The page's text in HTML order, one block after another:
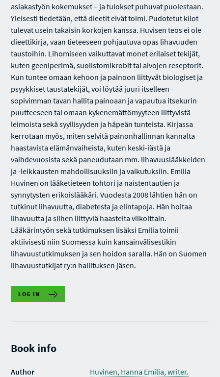
asiakastyön kokemukset – ja tulokset puhuvat puolestaan.
Yleisesti tiedetään, että dieetit eivät toimi. Pudotetut kilot
tulevat usein takaisin korkojen kanssa. Huvisen teos ei ole
dieettikirja, vaan tieteeseen pohjautuva opas lihavuuden
taustoihin. Lihomiseen vaikuttavat monet erilaiset tekijät,
kuten geeniperimä, suolistomikrobit tai aivojen reseptorit.
Kun tuntee omaan kehoon ja painoon liittyvät biologiset ja
psyykkiset taustatekijät, voi löytää juuri itselleen
sopivimman tavan hallita painoaan ja vapautua itsekurin
puutteeseen tai omaan kykenemättömyyteen liittyvistä
leimoista sekä syyllisyyden ja häpeän tunteista. Kirjassa
kerrotaan myös, miten selvitä painonhallinnan kannalta
haastavista elämänvaiheista, kuten keski-iästä ja
vaihdevuosista sekä paneudutaan mm. lihavuuslääkkeiden
ja -leikkausten mahdollisuuksiin ja vaikutuksiin. Emilia
Huvinen on lääketieteen tohtori ja naistentautien ja
synnytysten erikoislääkäri. Vuodesta 2008 lähtien hän on
tutkinut lihavuutta, diabetesta ja elintapoja. Hän hoitaa
lihavuutta ja siihen liittyviä haasteita viikoittain.
Lääkärintyön sekä tutkimuksen lisäksi Emilia toimii
aktiivisesti niin Suomessa kuin kansainvälisestikin
lihavuustutkimuksen ja sen hoidon saralla. Hän on Suomen
lihavuustutkijat ry:n hallituksen jäsen.
LOG IN
Book info
Author
Huvinen, Hanna Emilia, writer.